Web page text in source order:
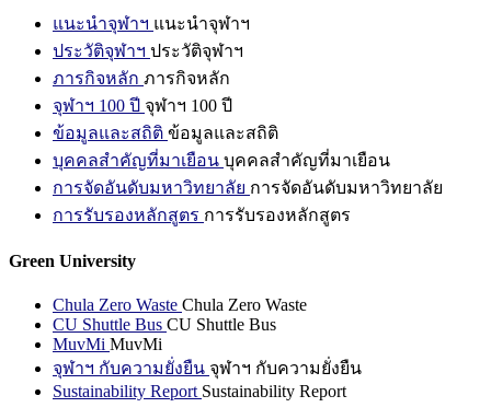
แนะนำจุฬาฯ แนะนำจุฬาฯ
ประวัติจุฬาฯ ประวัติจุฬาฯ
ภารกิจหลัก ภารกิจหลัก
จุฬาฯ 100 ปี จุฬาฯ 100 ปี
ข้อมูลและสถิติ ข้อมูลและสถิติ
บุคคลสำคัญที่มาเยือน บุคคลสำคัญที่มาเยือน
การจัดอันดับมหาวิทยาลัย การจัดอันดับมหาวิทยาลัย
การรับรองหลักสูตร การรับรองหลักสูตร
Green University
Chula Zero Waste Chula Zero Waste
CU Shuttle Bus CU Shuttle Bus
MuvMi MuvMi
จุฬาฯ กับความยั่งยืน จุฬาฯ กับความยั่งยืน
Sustainability Report Sustainability Report